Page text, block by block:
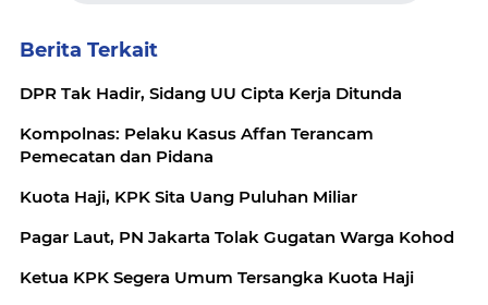
Berita Terkait
DPR Tak Hadir, Sidang UU Cipta Kerja Ditunda
Kompolnas: Pelaku Kasus Affan Terancam
Pemecatan dan Pidana
Kuota Haji, KPK Sita Uang Puluhan Miliar
Pagar Laut, PN Jakarta Tolak Gugatan Warga Kohod
Ketua KPK Segera Umum Tersangka Kuota Haji